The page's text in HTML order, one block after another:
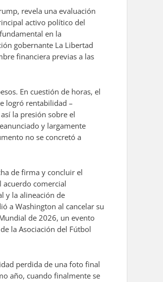
revela una evaluación
activo político del
en la
gobernante La Libertad
financiera previas a las
En cuestión de horas, el
logró rentabilidad –
la presión sobre el
y largamente
no se concretó a
de firma y concluir el
acuerdo comercial
y la alineación de
a Washington al cancelar su
de 2026, un evento
la Asociación del Fútbol
perdida de una foto final
año, cuando finalmente se